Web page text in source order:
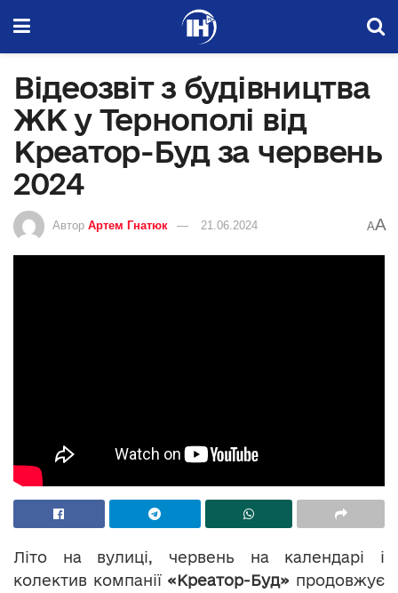
Відеозвіт з будівництва
ЖК у Тернополі від
Креатор-Буд за червень
2024
Автор Артем Гнатюк 21.06.2024 AA
Літо на вулиці, червень на календарі і
колектив компанії «Креатор-Буд» продовжує